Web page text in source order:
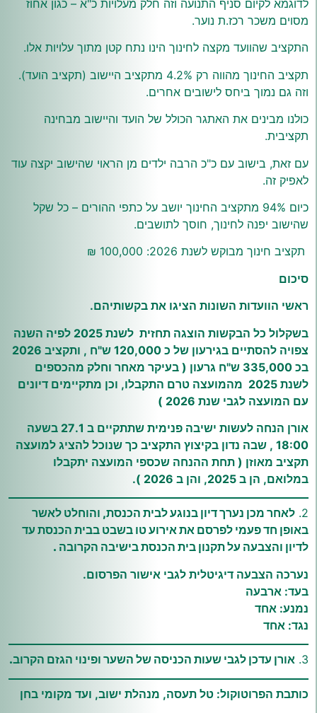
לדוגמא לקיום סניף התנועה וזה חלק מעלויות כ"א – כגון אחוז
מסוים משכר רכז.ת נוער.
התקציב שהוועד מקצה לחינוך הינו נתח קטן מתוך עלויות אלו.
תקציב החינוך מהווה רק 4.2% מתקציב היישוב (תקציב הועד).
וזה גם נמוך ביחס לישובים אחרים.
כולנו מבינים את האתגר הכולל של הועד והיישוב מבחינה
תקציבית.
עם זאת, בישוב עם כ"כ הרבה ילדים מן הראוי שהישוב יקצה עוד
לאפיק זה.
כיום 94% מתקציב החינוך יושב על כתפי ההורים – כל שקל
שהישוב יפנה לחינוך, חוסך לתושבים.
תקציב חינוך מבוקש לשנת 2026: 100,000 ₪
סיכום
ראשי הוועדות השונות הציגו את בקשותיהם.
בשקלול כל הבקשות הוצגה תחזית לשנת 2025 לפיה השנה
צפויה להסתיים בגירעון של כ 120,000 ש"ח , ותקציב 2026
בכ 335,000 ש"ח גרעון ( בעיקר מאחר וחלק מהכספים
לשנת 2025 מהמועצה טרם התקבלו, וכן מתקיימים דיונים
עם המועצה לגבי שנת 2026 )
אורן הנחה לעשות ישיבה פנימית שתתקיים ב 27.1 בשעה
18:00 , שבה נדון בקיצוץ התקציב כך שנוכל להציג למועצה
תקציב מאוזן ( תחת ההנחה שכספי המועצה יתקבלו
במלואם, הן ב 2025, והן ב 2026 ).
2. לאחר מכן נערך דיון בנוגע לבית הכנסת, והוחלט לאשר
באופן חד פעמי לפרסם את אירוע טו בשבט בבית הכנסת עד
לדיון והצבעה על תקנון בית הכנסת בישיבה הקרובה .
נערכה הצבעה דיגיטלית לגבי אישור הפרסום.
בעד: ארבעה
נמנע: אחד
נגד: אחד
3. אורן עדכן לגבי שעות הכניסה של השער ופינוי הגזם הקרוב.
כותבת הפרוטוקול: טל תעסה, מנהלת ישוב, ועד מקומי בחן